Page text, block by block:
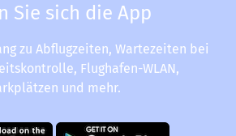
Sie sich die App
zu Abflugzeiten, Wartezeiten bei
Flughafen-WLAN,
und mehr.